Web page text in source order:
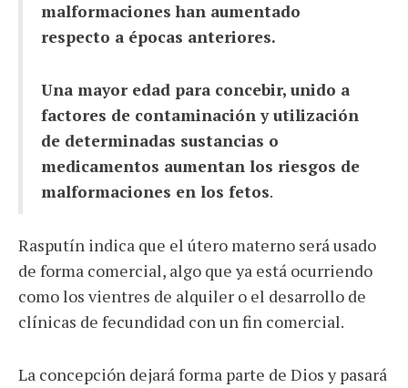
malformaciones han aumentado
respecto a épocas anteriores.
Una mayor edad para concebir, unido a
factores de contaminación y utilización
de determinadas sustancias o
medicamentos aumentan los riesgos de
malformaciones en los fetos.
Rasputín indica que el útero materno será usado
de forma comercial, algo que ya está ocurriendo
como los vientres de alquiler o el desarrollo de
clínicas de fecundidad con un fin comercial.
La concepción dejará forma parte de Dios y pasará